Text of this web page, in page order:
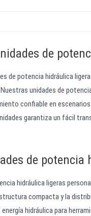
de
de potencia hidráulica
unidades de
confiable en
garantiza un fácil
de potencia
hidráulica ligeras
compacta y la
hidráulica para